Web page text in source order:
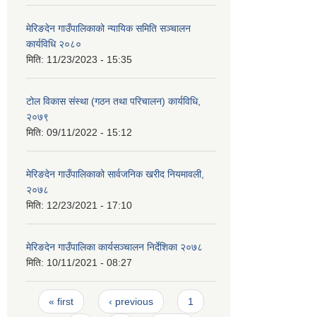
मेरिङदेन गाउँपालिकाको न्यायिक समिति सञ्‍चालन
कार्यविधि २०८०
मिति: 11/23/2023 - 15:35
टोल विकास संस्था (गठन तथा परिचालन) कार्यविधि,
२०७९
मिति: 09/11/2022 - 15:12
मेरिङदेन गाउँपालिकाको सार्वजनिक खरीद नियमावली,
२०७८
मिति: 12/23/2021 - 17:10
मेरिङदेन गाउँपालिका कार्यसञ्चालन निर्देशिका २०७८
मिति: 10/11/2021 - 08:27
Pages
« first ‹ previous 1